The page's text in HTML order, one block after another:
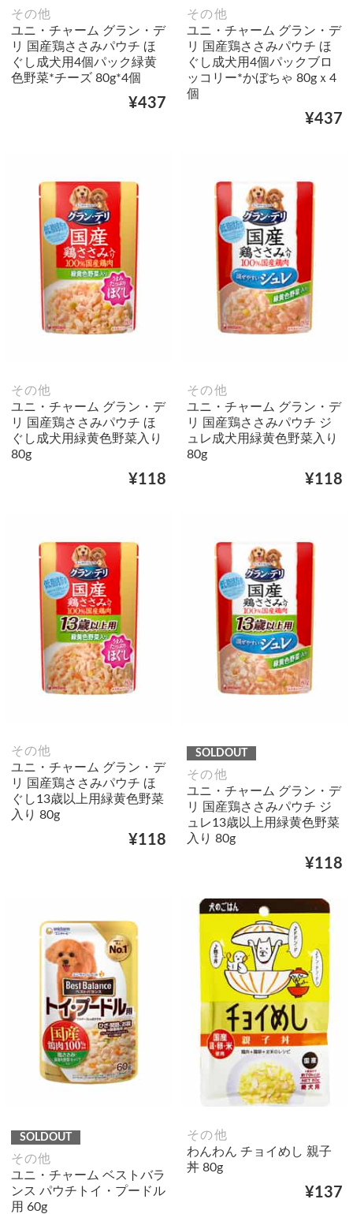
その他
ユニ・チャーム グラン・デ
リ 国産鶏ささみパウチ ほ
ぐし成犬用4個パック緑黄
色野菜*チーズ 80g*4個
¥437
その他
ユニ・チャーム グラン・デ
リ 国産鶏ささみパウチ ほ
ぐし成犬用4個パックブロ
ッコリー*かぼちゃ 80gｘ4
個
¥437
その他
ユニ・チャーム グラン・デ
リ 国産鶏ささみパウチ ほ
ぐし成犬用緑黄色野菜入り
80g
¥118
その他
ユニ・チャーム グラン・デ
リ 国産鶏ささみパウチ ジ
ュレ成犬用緑黄色野菜入り
80g
¥118
その他
ユニ・チャーム グラン・デ
リ 国産鶏ささみパウチ ほ
ぐし13歳以上用緑黄色野菜
入り 80g
¥118
SOLDOUT
その他
ユニ・チャーム グラン・デ
リ 国産鶏ささみパウチ ジ
ュレ13歳以上用緑黄色野菜
入り 80g
¥118
SOLDOUT
その他
ユニ・チャーム ベストバラ
ンス パウチトイ・プードル
用 60g
その他
わんわん チョイめし 親子
丼 80g
¥137